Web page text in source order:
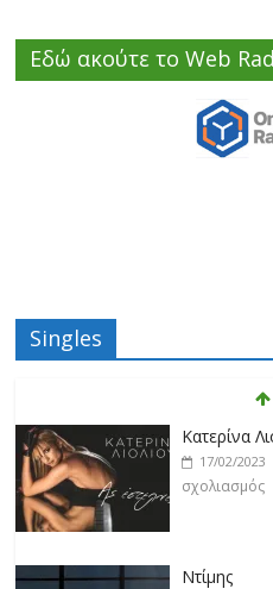
Εδώ ακούτε το Web
Singles
Κατερίνα
17/02/2023
σχολιασμός
Ντίμης